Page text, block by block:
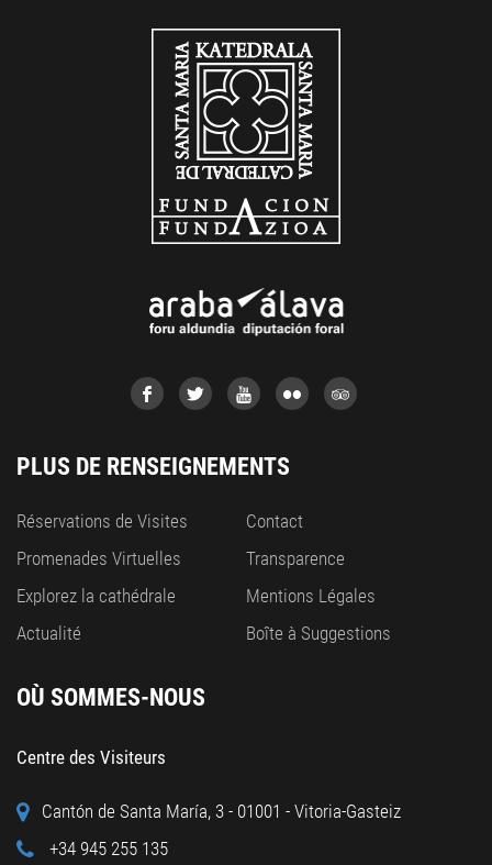
PLUS DE RENSEIGNEMENTS
Réservations de Visites
Promenades Virtuelles
Explorez la cathédrale
Actualité
Contact
Transparence
Mentions Légales
Boîte à Suggestions
OÙ SOMMES-NOUS
Centre des Visiteurs
Cantón de Santa María, 3 - 01001 - Vitoria-Gasteiz
+34 945 255 135